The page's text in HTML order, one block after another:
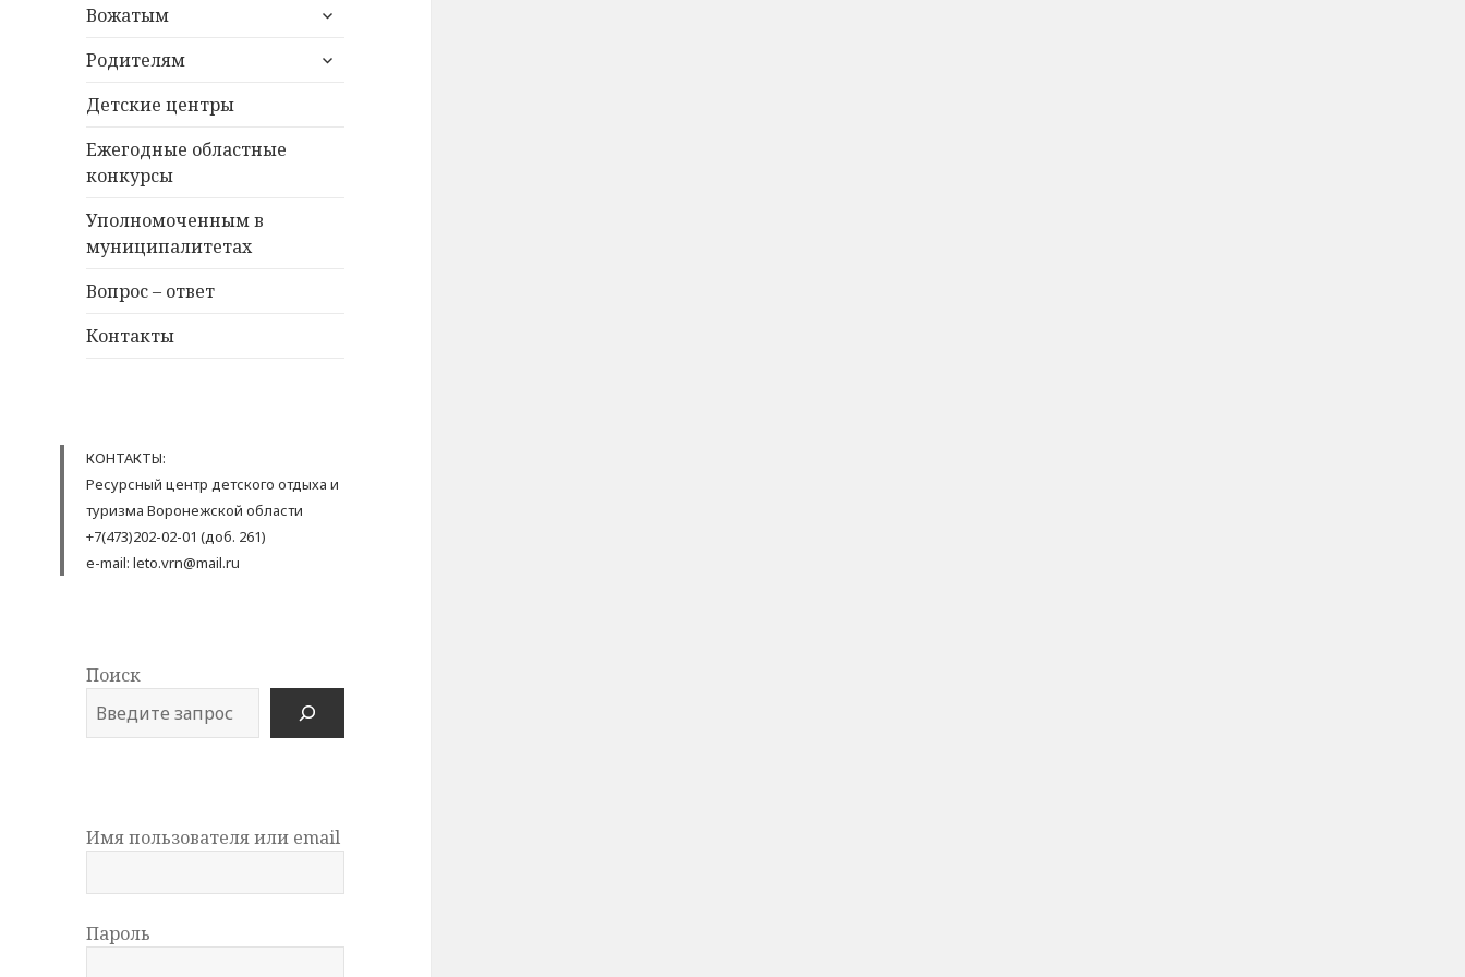
Вожатым
раскрыть
меню
Родителям
раскрыть
Детские центры
Ежегодные областные
конкурсы
Уполномоченным в
муниципалитетах
Вопрос – ответ
Контакты
КОНТАКТЫ:
Ресурсный центр детского отдыха и
туризма Воронежской области
+7(473)202-02-01 (доб. 261)
e-mail: leto.vrn@mail.ru
Поиск
Имя пользователя или email
Пароль